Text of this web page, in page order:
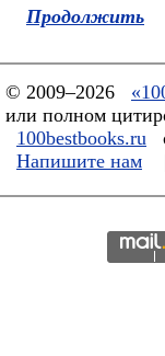
Продолжить
© 2009–2026
или полном
100bestbooks.ru
Напишите нам